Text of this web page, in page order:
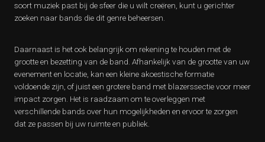
soort muziek past bij de sfeer die u wilt creëren, kunt u gerichter
zoeken naar bands die dit genre beheersen.
Daarnaast is het ook belangrijk om rekening te houden met de
grootte en bezetting van de band. Afhankelijk van de grootte van uw
evenement en locatie, kan een kleine akoestische formatie
voldoende zijn, of juist een grotere band met blazerssectie voor meer
impact zorgen. Het is raadzaam om te overleggen met
verschillende bands over hun mogelijkheden en ervoor te zorgen
dat ze passen bij uw ruimte en publiek.